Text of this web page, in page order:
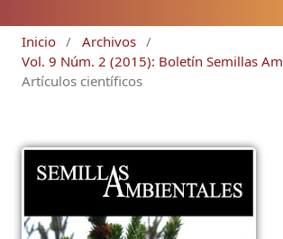
Inicio / Archivos /
Vol. 9 Núm. 2 (2015): Boletín Semillas
Artículos científicos